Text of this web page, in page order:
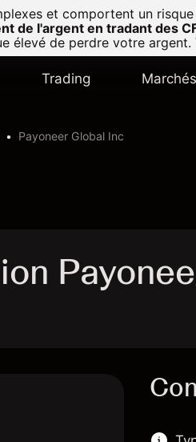
et comportent un
de l'argent en tradant des
élevé de perdre votre
Trading Marchés
Payoneer Global Inc